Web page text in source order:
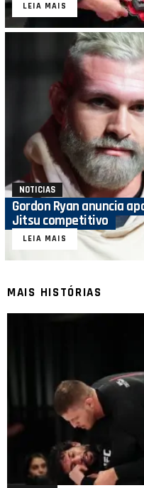
LEIA MAIS
NOTICIAS
Gordon Ryan anuncia
Jitsu competitivo
LEIA MAIS
MAIS HISTÓRIAS